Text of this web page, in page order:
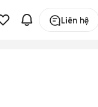
Liên hệ